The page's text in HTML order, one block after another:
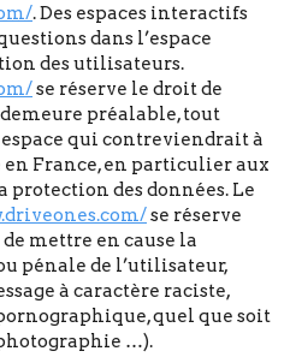
. Des espaces interactifs
dans l’espace
des utilisateurs.
se réserve le droit de
préalable, tout
qui contreviendrait à
France, en particulier aux
des données. Le
se réserve
mettre en cause la
pénale de l’utilisateur,
à caractère raciste,
quel que soit
…).